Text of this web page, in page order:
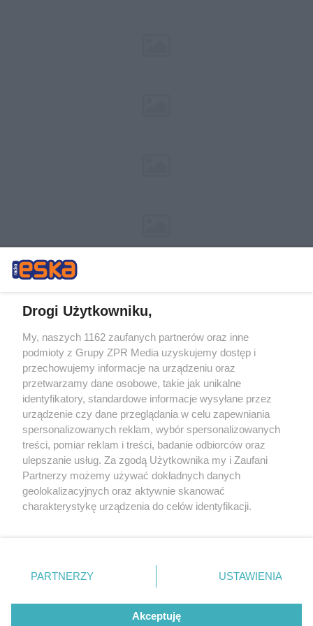
Żaden utwór zamieszczony w serwisie nie może być powielany i
rozpowszechniany lub dalej rozpowszechniany w jakikolwiek sposób (w
tym także elektroniczny lub mechaniczny) na jakimkolwiek polu
eksploatacji w jakiejkolwiek formie, włącznie z umieszczaniem w
Internecie bez pisemnej zgody właściciela praw. Jakiekolwiek użycie lub
wykorzystanie utworów w całości lub w części z naruszeniem prawa,
tzn. bez właściwej zgody, jest zabronione pod groźbą kary i może być
ścigane prawnie.
© 2026 Grupa ZPR Media
Drogi Użytkowniku,
My, naszych 1162 zaufanych partnerów oraz inne
podmioty z Grupy ZPR Media uzyskujemy dostęp i
przechowujemy informacje na urządzeniu oraz
przetwarzamy dane osobowe, takie jak unikalne
identyfikatory, standardowe informacje wysyłane przez
urządzenie czy dane przeglądania w celu zapewniania
spersonalizowanych reklam, wybór spersonalizowanych
treści, pomiar reklam i treści, badanie odbiorców oraz
ulepszanie usług. Za zgodą Użytkownika my i Zaufani
Partnerzy możemy używać dokładnych danych
geolokalizacyjnych oraz aktywnie skanować
charakterystykę urządzenia do celów identyfikacji.
zmienić/wycofać klikając przycisk ustawień prywatności
znajdujący się w lewym dolnym rogu strony
rodzaje przetwarzania danych nie wymagają zgody
użytkownika, ale masz prawo sprzeciwić się takiemu
PARTNERZY USTAWIENIA
Akceptuję